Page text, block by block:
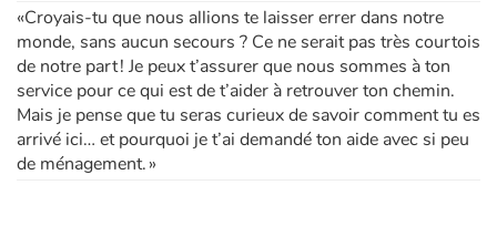
«Croyais-tu que nous allions te laisser errer dans notre
monde, sans aucun secours ? Ce ne serait pas très courtois
de notre part ! Je peux t’assurer que nous sommes à ton
service pour ce qui est de t’aider à retrouver ton chemin.
Mais je pense que tu seras curieux de savoir comment tu es
arrivé ici… et pourquoi je t’ai demandé ton aide avec si peu
de ménagement. »